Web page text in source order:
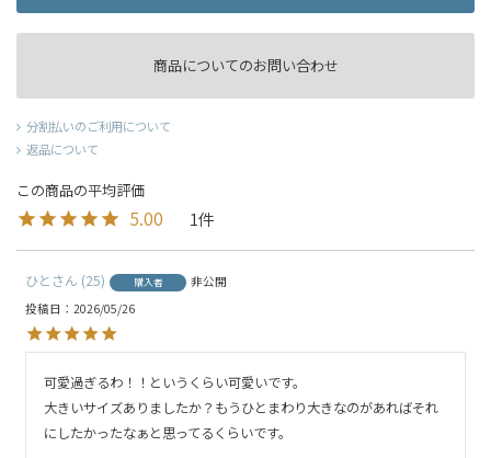
商品についてのお問い合わせ
分割払いのご利用について
返品について
5.00 1
ひと 25 購入者
非公開
投稿日
2026/05/26
可愛過ぎるわ！！というくらい可愛いです。
大きいサイズありましたか？もうひとまわり大きなのがあればそれ
にしたかったなぁと思ってるくらいです。